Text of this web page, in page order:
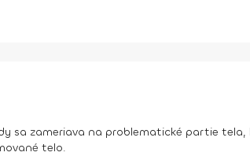
sa zameriava na problematické partie
telo.